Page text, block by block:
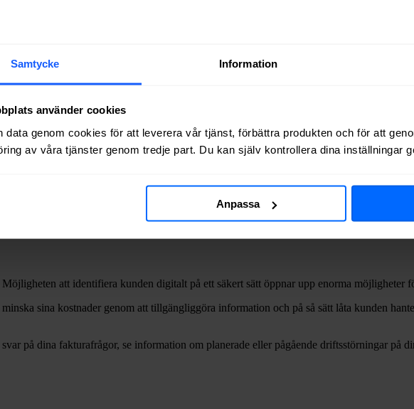
Samtycke Information
använder cookies
data genom cookies för att leverera vår tjänst, förbättra produkten och för att
av våra tjänster genom tredje part. Du kan själv kontrollera dina inställningar
Anpassa
marknaden är det mycket som hänt med
support och
konto-lösningar, fortsätter bredbandsleverantörerna utveckla sina tjänster och erbjuda
ofta direkt i bredbandsleverantörens app eller som inloggad på hemsidan. Men hur
om internetleverantörernas kundportaler.
att identifiera kunden digitalt på ett säkert sätt öppnar upp enorma möjligheter
sina kostnader genom att tillgängliggöra information och på så sätt låta kunden
på dina fakturafrågor, se information om planerade eller pågående driftsstörningar på